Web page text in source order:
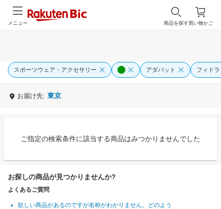
買い物かご
商品を探す
メニュー
スポーツウェア・アクセサリー アダバット フィドラ
お届け先: 東京
ご指定の検索条件に該当する商品はみつかりませんでした
お探しの商品が見つかりませんか?
よくあるご質問
欲しい商品があるのですが名称がわかりません。どのよう